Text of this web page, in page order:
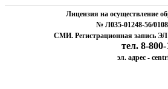
Лицензия на осуществление
№ Л035-01248-56/
СМИ. Регистрационная запись
тел. 8-
эл. адрес -